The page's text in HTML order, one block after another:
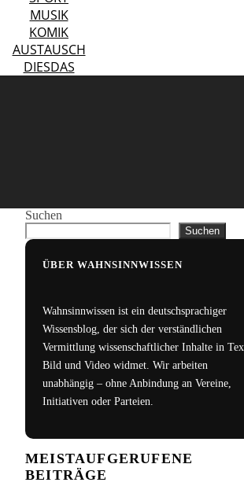
MUSIK
KOMIK
AUSTAUSCH
DIESDAS
Suchen
Suchen
ÜBER WAHNSINNWISSEN
Wahnsinnwissen ist ein deutschsprachiger
Wissensblog, der sich der verständlichen
Vermittlung wissenschaftlicher Inhalte in
Bild und Video widmet. Wir arbeiten
unabhängig – ohne Anbindung an Vereine,
Initiativen oder Parteien.
MEISTAUFGERUFENE
BEITRÄGE